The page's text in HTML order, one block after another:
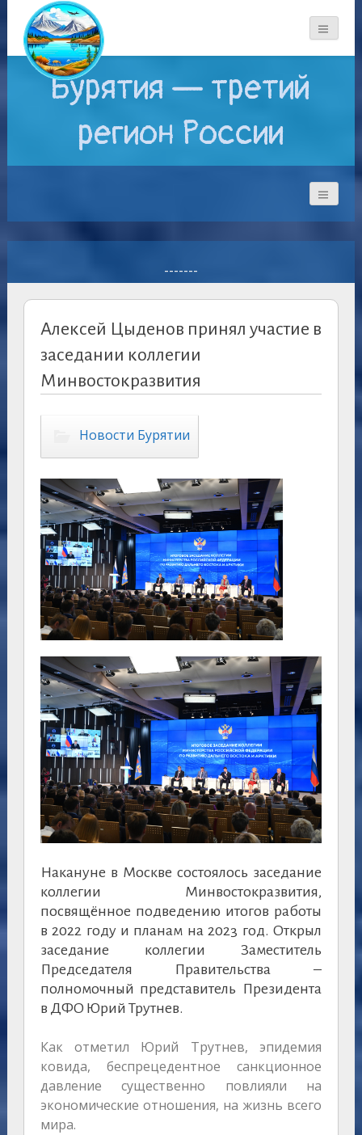
Бурятия — третий
регион России
-------
Алексей Цыденов принял участие в
заседании коллегии
Минвостокразвития
Новости Бурятии
Накануне в Москве состоялось заседание
коллегии Минвостокразвития,
посвящённое подведению итогов работы
в 2022 году и планам на 2023 год. Открыл
заседание коллегии Заместитель
Председателя Правительства –
полномочный представитель Президента
в ДФО Юрий Трутнев.
Как отметил Юрий Трутнев, эпидемия
ковида, беспрецедентное санкционное
давление существенно повлияли на
экономические отношения, на жизнь всего
мира.